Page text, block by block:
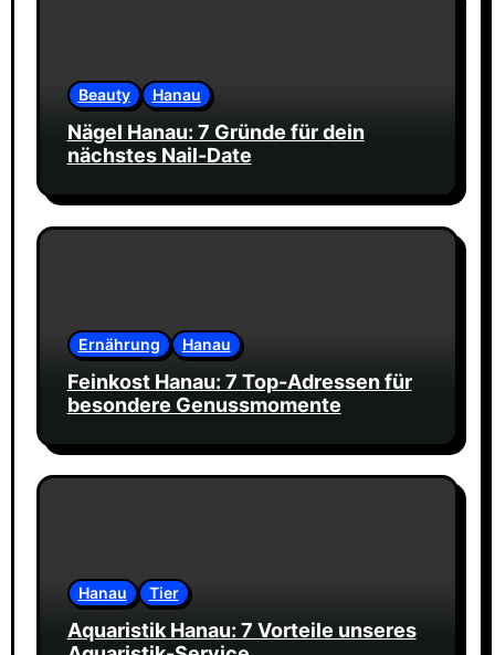
Beauty Hanau
Nägel Hanau: 7 Gründe für dein
nächstes Nail-Date
Ernährung Hanau
Feinkost Hanau: 7 Top-Adressen für
besondere Genussmomente
Hanau Tier
Aquaristik Hanau: 7 Vorteile unseres